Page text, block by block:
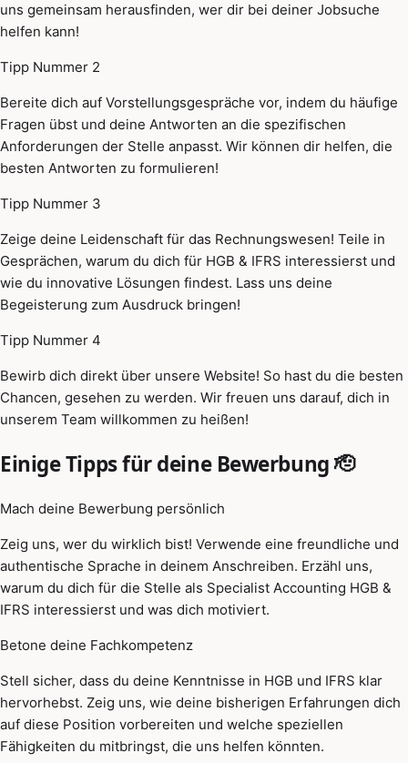
uns gemeinsam herausfinden, wer dir bei deiner Jobsuche
helfen kann!
Tipp Nummer 2
Bereite dich auf Vorstellungsgespräche vor, indem du häufige
Fragen übst und deine Antworten an die spezifischen
Anforderungen der Stelle anpasst. Wir können dir helfen, die
besten Antworten zu formulieren!
Tipp Nummer 3
Zeige deine Leidenschaft für das Rechnungswesen! Teile in
Gesprächen, warum du dich für HGB & IFRS interessierst und
wie du innovative Lösungen findest. Lass uns deine
Begeisterung zum Ausdruck bringen!
Tipp Nummer 4
Bewirb dich direkt über unsere Website! So hast du die besten
Chancen, gesehen zu werden. Wir freuen uns darauf, dich in
unserem Team willkommen zu heißen!
Einige Tipps für deine Bewerbung 🫡
Mach deine Bewerbung persönlich
Zeig uns, wer du wirklich bist! Verwende eine freundliche und
authentische Sprache in deinem Anschreiben. Erzähl uns,
warum du dich für die Stelle als Specialist Accounting HGB &
IFRS interessierst und was dich motiviert.
Betone deine Fachkompetenz
Stell sicher, dass du deine Kenntnisse in HGB und IFRS klar
hervorhebst. Zeig uns, wie deine bisherigen Erfahrungen dich
auf diese Position vorbereiten und welche speziellen
Fähigkeiten du mitbringst, die uns helfen könnten.